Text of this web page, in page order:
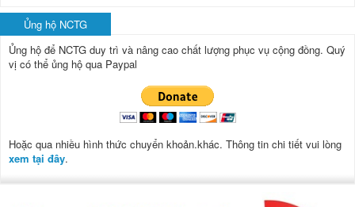
Ủng hộ NCTG
Ủng hộ để NCTG duy trì và nâng cao chất lượng phục vụ cộng đồng. Quý
vị có thể ủng hộ qua Paypal
Hoặc qua nhiều hình thức chuyển khoản.khác. Thông tin chi tiết vui lòng
xem tại đây.